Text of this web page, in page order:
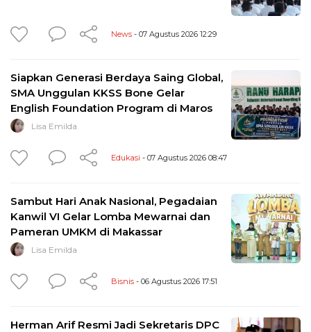
News - 07 Agustus 2026 12:29
Siapkan Generasi Berdaya Saing Global,
SMA Unggulan KKSS Bone Gelar
English Foundation Program di Maros
Lisa Emilda
Edukasi - 07 Agustus 2026 08:47
Sambut Hari Anak Nasional, Pegadaian
Kanwil VI Gelar Lomba Mewarnai dan
Pameran UMKM di Makassar
Lisa Emilda
Bisnis - 06 Agustus 2026 17:51
Herman Arif Resmi Jadi Sekretaris DPC